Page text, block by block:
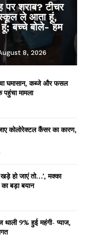
पर शराब? टीचर
ले आता हूं,
हूं; बच्चे बोले- हम
8, 2026
घमासान, कब्जे और फसल
मामला
कोलोरेक्टल कैंसर का कारण,
हो जाएं तो…’, मक्का
बड़ा बयान
9% हुई महंगी- प्याज,